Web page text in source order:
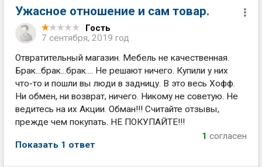
Ужасное отношение и сам товар.
Гость
7 сентября, 2019 год
Отвратительный магазин. Мебель не качественная.
Брак...брак...брак.... Не решают ничего. Купили у них
что-то и пошли вы люди в задницу. В это весь Хофф.
Ни обмен, ни возврат, ничего. Никому не советую. Не
ведитесь на их Акции. Обман!!! Считайте отзывы,
прежде чем покупать. НЕ ПОКУПАЙТЕ!!!
1 согласен
Показать 1 ответ